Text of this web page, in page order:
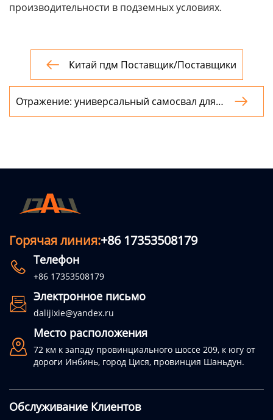
производительности в подземных условиях.
 Китай пдм Поставщик/Поставщики
Отражение: универсальный самосвал для
подземных шахт

Горячая линия:+86 17353508179
 Телефон
+86 17353508179
 Электронное письмо
dalijixie@yandex.ru

Место расположения
72 км к западу провинциального шоссе 209, к югу от
дороги Инбинь, город Цися, провинция Шаньдун.
Обслуживание Клиентов